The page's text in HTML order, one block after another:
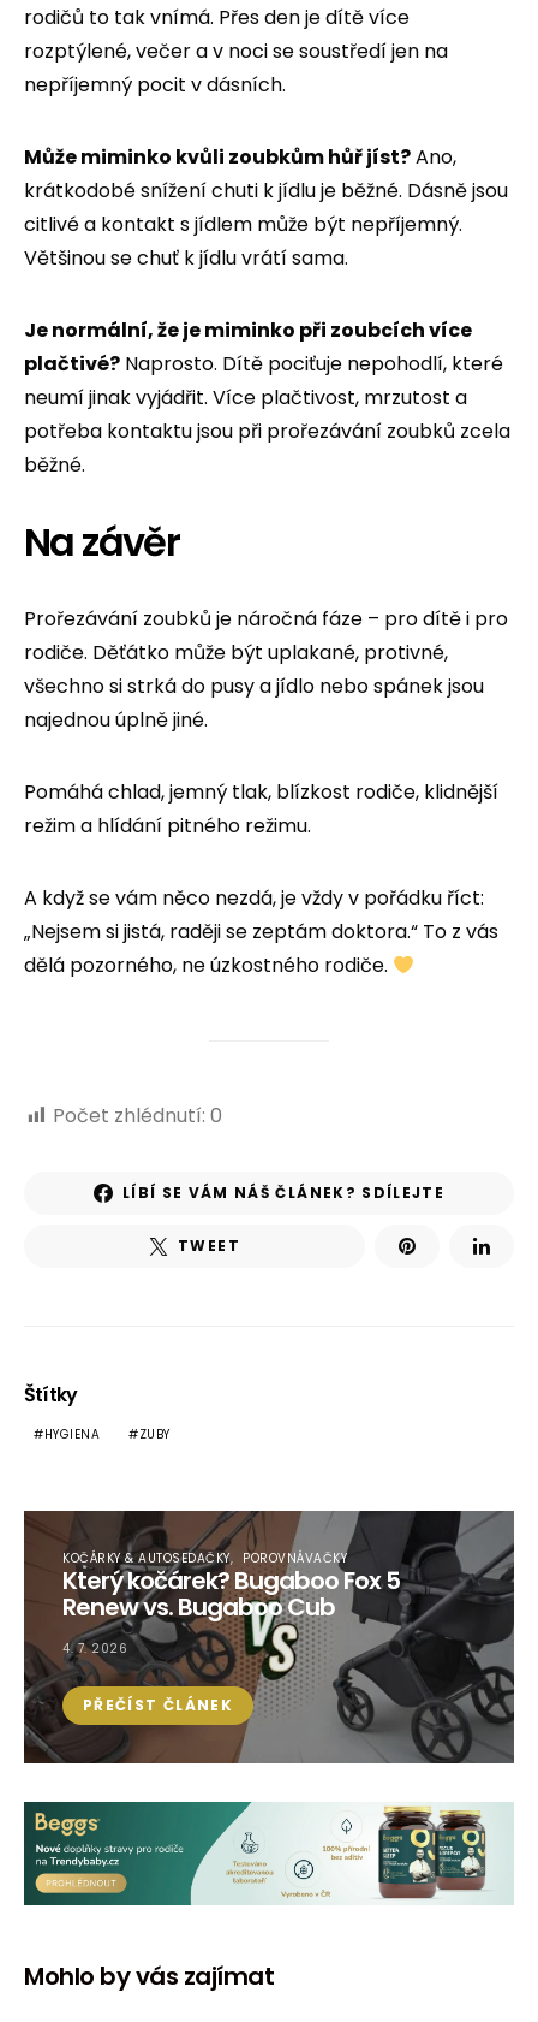
rodičů to tak vnímá. Přes den je dítě více
rozptýlené, večer a v noci se soustředí jen na
nepříjemný pocit v dásních.
Může miminko kvůli zoubkům hůř jíst?Ano,
krátkodobé snížení chuti k jídlu je běžné. Dásně jsou
citlivé a kontakt s jídlem může být nepříjemný.
Většinou se chuť k jídlu vrátí sama.
Je normální, že je miminko při zoubcích více
plačtivé? Naprosto. Dítě pociťuje nepohodlí, které
neumí jinak vyjádřit. Více plačtivost, mrzutost a
potřeba kontaktu jsou při prořezávání zoubků zcela
běžné.
Na závěr
Prořezávání zoubků je náročná fáze – pro dítě i pro
rodiče. Děťátko může být uplakané, protivné,
všechno si strká do pusy a jídlo nebo spánek jsou
najednou úplně jiné.
Pomáhá chlad, jemný tlak, blízkost rodiče, klidnější
režim a hlídání pitného režimu.
A když se vám něco nezdá, je vždy v pořádku říct:
„Nejsem si jistá, raději se zeptám doktora.“ To z vás
dělá pozorného, ne úzkostného rodiče.
Počet zhlédnutí: 0
LÍBÍ SE VÁM NÁŠ ČLÁNEK? SDÍLEJTE
TWEET
Štítky
HYGIENA ZUBY
KOČÁRKY & AUTOSEDAČKY POROVNÁVAČKY
Který kočárek? Bugaboo Fox 5
Renew vs. Bugaboo Cub
4. 7. 2026
PŘEČÍST ČLÁNEK
Mohlo by vás zajímat